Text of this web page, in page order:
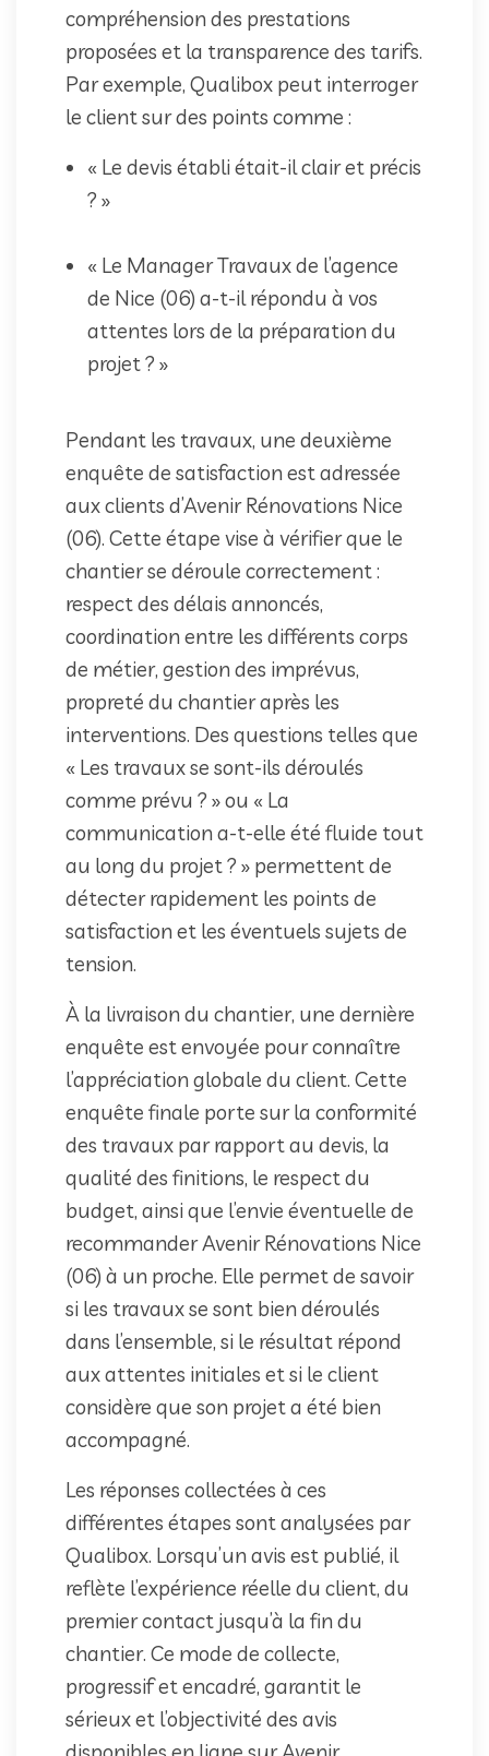
compréhension des prestations
proposées et la transparence des tarifs.
Par exemple, Qualibox peut interroger
le client sur des points comme :
« Le devis établi était-il clair et précis
? »
« Le Manager Travaux de l’agence
de Nice (06) a-t-il répondu à vos
attentes lors de la préparation du
projet ? »
Pendant les travaux, une deuxième
enquête de satisfaction est adressée
aux clients d’Avenir Rénovations Nice
(06). Cette étape vise à vérifier que le
chantier se déroule correctement :
respect des délais annoncés,
coordination entre les différents corps
de métier, gestion des imprévus,
propreté du chantier après les
interventions. Des questions telles que
« Les travaux se sont-ils déroulés
comme prévu ? » ou « La
communication a-t-elle été fluide tout
au long du projet ? » permettent de
détecter rapidement les points de
satisfaction et les éventuels sujets de
tension.
À la livraison du chantier, une dernière
enquête est envoyée pour connaître
l’appréciation globale du client. Cette
enquête finale porte sur la conformité
des travaux par rapport au devis, la
qualité des finitions, le respect du
budget, ainsi que l’envie éventuelle de
recommander Avenir Rénovations Nice
(06) à un proche. Elle permet de savoir
si les travaux se sont bien déroulés
dans l’ensemble, si le résultat répond
aux attentes initiales et si le client
considère que son projet a été bien
accompagné.
Les réponses collectées à ces
différentes étapes sont analysées par
Qualibox. Lorsqu’un avis est publié, il
reflète l’expérience réelle du client, du
premier contact jusqu’à la fin du
chantier. Ce mode de collecte,
progressif et encadré, garantit le
sérieux et l’objectivité des avis